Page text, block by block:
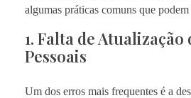
algumas práticas comuns que
1. Falta de Atualização
Pessoais
Um dos erros mais frequentes é a